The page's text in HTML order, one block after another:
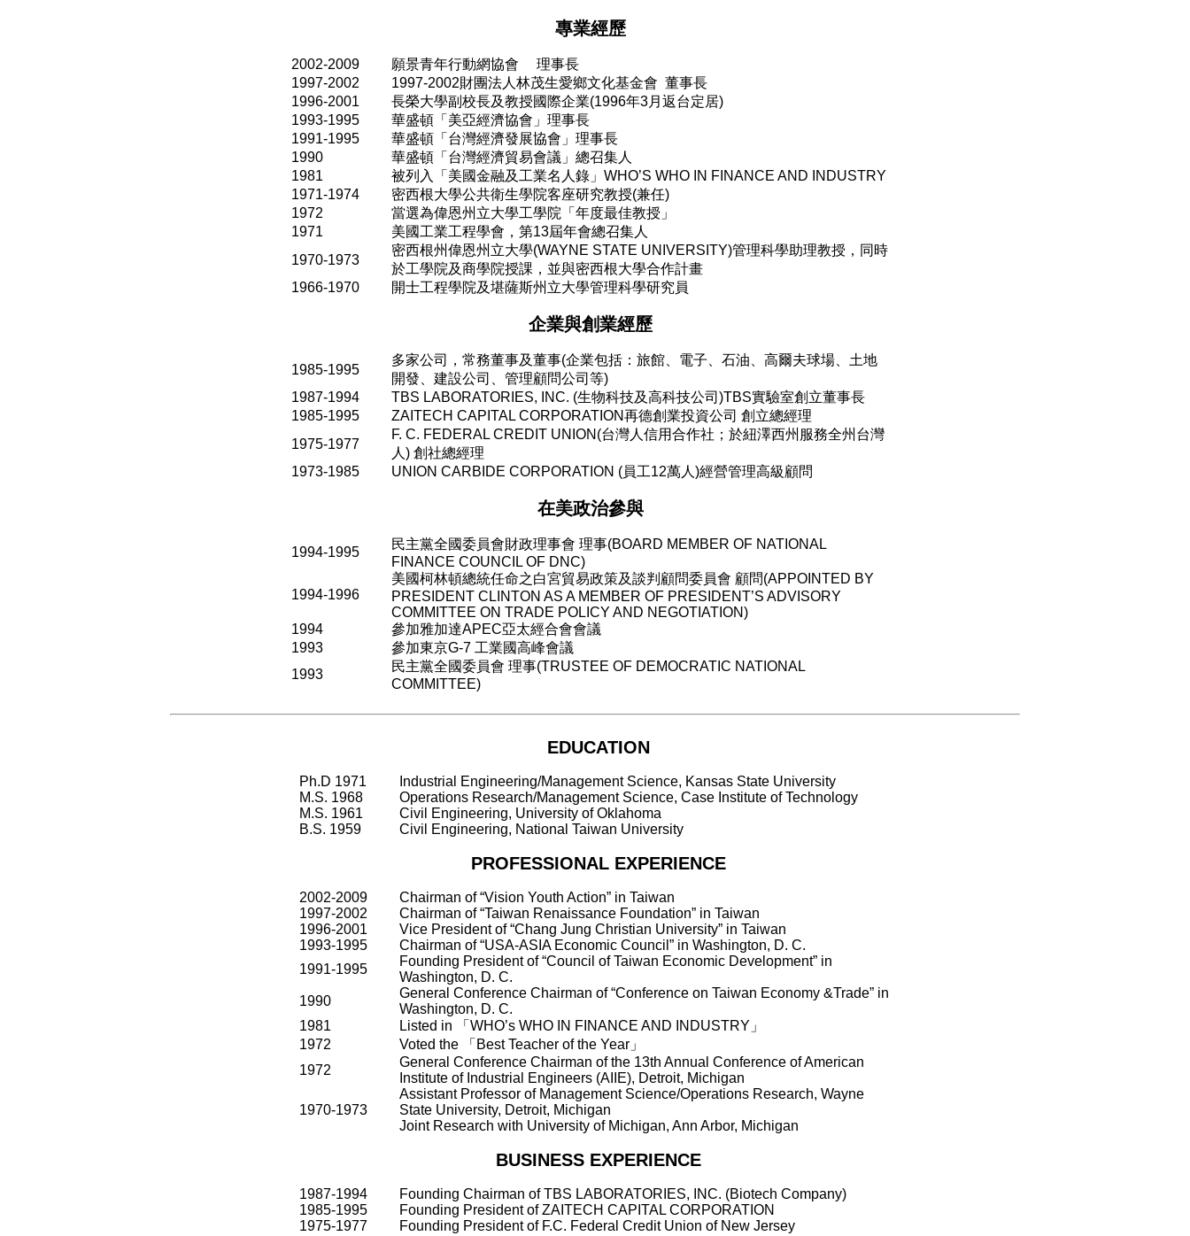
專業經歷
2002-2009 願景青年行動網協會
理事長
1997-2002
1997-2002財團法人林茂生愛鄉文化基金會 董事長
1996-2001
長榮大學副校長及教授國際企業(1996年3月返台定居)
1993-1995
華盛頓「美亞經濟協會」理事長
1991-1995
華盛頓「台灣經濟發展協會」理事長
1990
華盛頓「台灣經濟貿易會議」總召集人
1981
被列入「美國金融及工業名人錄」WHO’S WHO IN FINANCE AND INDUSTRY
1971-1974
密西根大學公共衛生學院客座研究教授(兼任)
1972
當選為偉恩州立大學工學院「年度最佳教授」
1971
美國工業工程學會，第13屆年會總召集人
1970-1973
密西根州偉恩州立大學(WAYNE STATE UNIVERSITY)管理科學助理教授，同時
於工學院及商學院授課，並與密西根大學合作計畫
1966-1970
開士工程學院及堪薩斯州立大學管理科學研究員
企業與創業經歷
1985-1995
多家公司，常務董事及董事(企業包括：旅館、電子、石油、高爾夫球場、土地
開發、建設公司、管理顧問公司等)
1987-1994
TBS LABORATORIES, INC. (生物科技及高科技公司)TBS實驗室創立董事長
1985-1995
ZAITECH CAPITAL CORPORATION再德創業投資公司 創立總經理
1975-1977
F. C. FEDERAL CREDIT UNION(台灣人信用合作社；於紐澤西州服務全州台灣
人)創社總經理
1973-1985
UNION CARBIDE CORPORATION (員工12萬人)經營管理高級顧問
在美政治參與
1994-1995
民主黨全國委員會財政理事會 理事(BOARD MEMBER OF NATIONAL
FINANCE COUNCIL OF DNC)
1994-1996
美國柯林頓總統任命之白宮貿易政策及談判顧問委員會 顧問(APPOINTED BY
PRESIDENT CLINTON AS A MEMBER OF PRESIDENT’S ADVISORY
COMMITTEE ON TRADE POLICY AND NEGOTIATION)
1994
參加雅加達APEC亞太經合會會議
1993
參加東京G-7 工業國高峰會議
1993
民主黨全國委員會 理事(TRUSTEE OF DEMOCRATIC NATIONAL
COMMITTEE)
EDUCATION
Ph.D 1971
Industrial Engineering/Management Science, Kansas State University
M.S. 1968
Operations Research/Management Science, Case Institute of Technology
M.S. 1961
Civil Engineering, University of Oklahoma
B.S. 1959
Civil Engineering, National Taiwan University
PROFESSIONAL EXPERIENCE
2002-2009
Chairman of “Vision Youth Action” in Taiwan
1997-2002
Chairman of “Taiwan Renaissance Foundation” in Taiwan
1996-2001
Vice President of “Chang Jung Christian University” in Taiwan
1993-1995
Chairman of “USA-ASIA Economic Council” in Washington, D. C.
1991-1995
Founding President of “Council of Taiwan Economic Development” in
Washington, D. C.
1990
General Conference Chairman of “Conference on Taiwan Economy &Trade” in
Washington, D. C.
1981
Listed in 「WHO’s WHO IN FINANCE AND INDUSTRY 」
1972
Voted the 「 Best Teacher of the Year 」
1972
General Conference Chairman of the 13th Annual Conference of American
Institute of Industrial Engineers (AIIE), Detroit, Michigan
1970-1973
Assistant Professor of Management Science/Operations Research, Wayne
State University, Detroit, Michigan
Joint Research with University of Michigan, Ann Arbor, Michigan
BUSINESS EXPERIENCE
1987-1994
Founding Chairman of TBS LABORATORIES, INC. (Biotech Company)
1985-1995
Founding President of ZAITECH CAPITAL CORPORATION
1975-1977
Founding President of F.C. Federal Credit Union of New Jersey